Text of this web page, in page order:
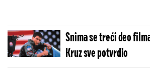
Snima se treći deo
Kruz sve potvrdio